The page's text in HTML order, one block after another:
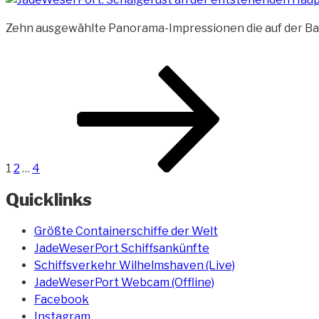
Zehn ausgewählte Panorama-Impressionen die auf der
Beitragsnavigation
1 2 … 4
Quicklinks
Größte Containerschiffe der Welt
JadeWeserPort Schiffsankünfte
Schiffsverkehr Wilhelmshaven (Live)
JadeWeserPort Webcam (Offline)
Facebook